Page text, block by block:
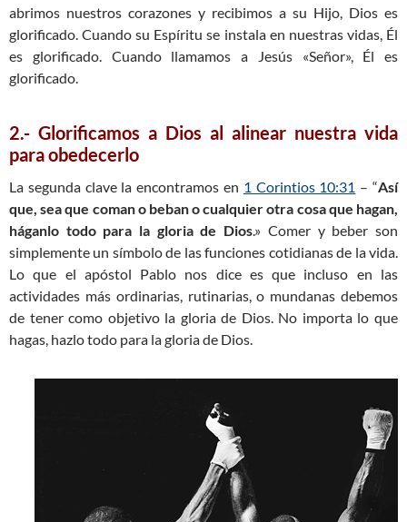
abrimos nuestros corazones y recibimos a su Hijo, Dios es
glorificado. Cuando su Espíritu se instala en nuestras vidas, Él
es glorificado. Cuando llamamos a Jesús «Señor», Él es
glorificado.
2.- Glorificamos a Dios al alinear nuestra vida
para obedecerlo
La segunda clave la encontramos en 1 Corintios 10:31 – “Así
que, sea que coman o beban o cualquier otra cosa que hagan,
háganlo todo para la gloria de Dios.» Comer y beber son
simplemente un símbolo de las funciones cotidianas de la vida.
Lo que el apóstol Pablo nos dice es que incluso en las
actividades más ordinarias, rutinarias, o mundanas debemos
de tener como objetivo la gloria de Dios. No importa lo que
hagas, hazlo todo para la gloria de Dios.